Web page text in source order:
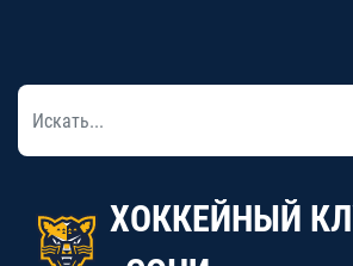
ХОККЕЙНЫЙ